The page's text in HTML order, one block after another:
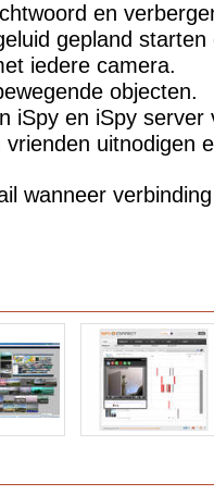
en
gepland
iedere camera.
objecten.
iSpy en iSpy server
uitnodigen
wanneer